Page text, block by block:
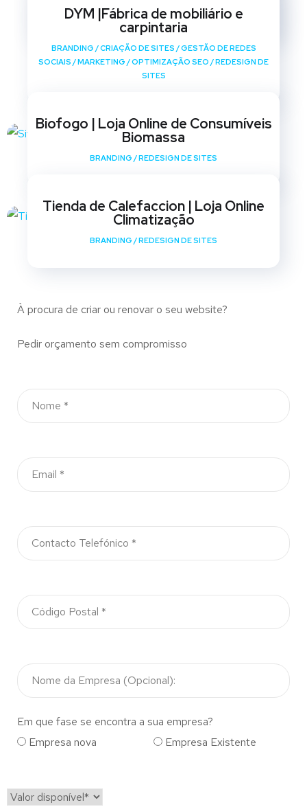
SITES
DYM |Fábrica de mobiliário e
carpintaria
BRANDING /CRIAÇÃO DE SITES /GESTÃO DE REDES
SOCIAIS /MARKETING /OPTIMIZAÇÃO SEO /REDESIGN DE
SITES
Biofogo | Loja Online de Consumíveis
Biomassa
BRANDING /REDESIGN DE SITES
Tienda de Calefaccion | Loja Online
Climatização
BRANDING /REDESIGN DE SITES
À procura de criar ou renovar o seu website?
Pedir orçamento sem compromisso
Em que fase se encontra a sua empresa?
Empresa nova
Empresa Existente